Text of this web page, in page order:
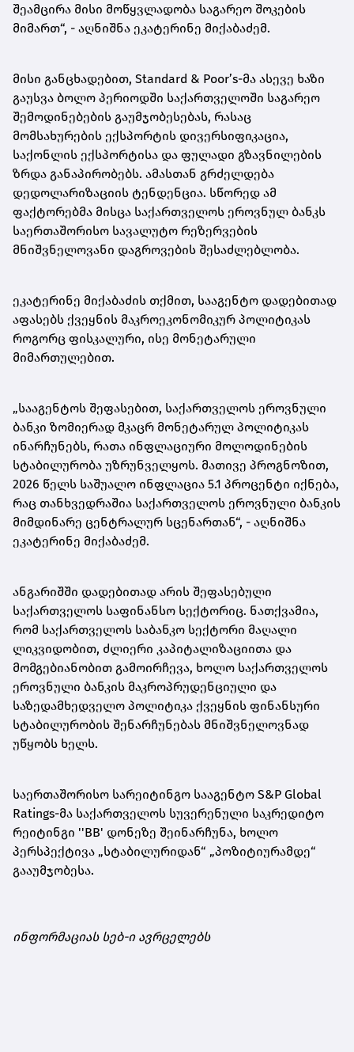
შეამცირა მისი მოწყვლადობა საგარეო შოკების
მიმართ“, - აღნიშნა ეკატერინე მიქაბაძემ.
მისი განცხადებით, Standard & Poor’s-მა ასევე ხაზი
გაუსვა ბოლო პერიოდში საქართველოში საგარეო
შემოდინებების გაუმჯობესებას, რასაც
მომსახურების ექსპორტის დივერსიფიკაცია,
საქონლის ექსპორტისა და ფულადი გზავნილების
ზრდა განაპირობებს. ამასთან გრძელდება
დედოლარიზაციის ტენდენცია. სწორედ ამ
ფაქტორებმა მისცა საქართველოს ეროვნულ ბანკს
საერთაშორისო სავალუტო რეზერვების
მნიშვნელოვანი დაგროვების შესაძლებლობა.
ეკატერინე მიქაბაძის თქმით, სააგენტო დადებითად
აფასებს ქვეყნის მაკროეკონომიკურ პოლიტიკას
როგორც ფისკალური, ისე მონეტარული
მიმართულებით.
„სააგენტოს შეფასებით, საქართველოს ეროვნული
ბანკი ზომიერად მკაცრ მონეტარულ პოლიტიკას
ინარჩუნებს, რათა ინფლაციური მოლოდინების
სტაბილურობა უზრუნველყოს. მათივე პროგნოზით,
2026 წელს საშუალო ინფლაცია 5.1 პროცენტი იქნება,
რაც თანხვედრაშია საქართველოს ეროვნული ბანკის
მიმდინარე ცენტრალურ სცენართან“, - აღნიშნა
ეკატერინე მიქაბაძემ.
ანგარიშში დადებითად არის შეფასებული
საქართველოს საფინანსო სექტორიც. ნათქვამია,
რომ საქართველოს საბანკო სექტორი მაღალი
ლიკვიდობით, ძლიერი კაპიტალიზაციითა და
მომგებიანობით გამოირჩევა, ხოლო საქართველოს
ეროვნული ბანკის მაკროპრუდენციული და
საზედამხედველო პოლიტიკა ქვეყნის ფინანსური
სტაბილურობის შენარჩუნებას მნიშვნელოვნად
უწყობს ხელს.
საერთაშორისო სარეიტინგო სააგენტო S&P Global
Ratings-მა საქართველოს სუვერენული საკრედიტო
რეიტინგი ''BB' დონეზე შეინარჩუნა, ხოლო
პერსპექტივა „სტაბილურიდან“ „პოზიტიურამდე“
გააუმჯობესა.
ინფორმაციას სებ-ი ავრცელებს